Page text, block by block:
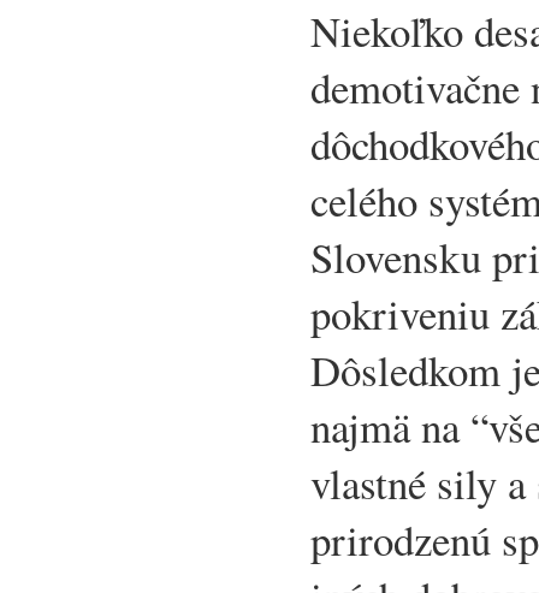
Niekoľko
demotivačne
celého
Slovensku
pokriveniu
Dôsledkom
najmä na
vlastné sily a
prirodzenú